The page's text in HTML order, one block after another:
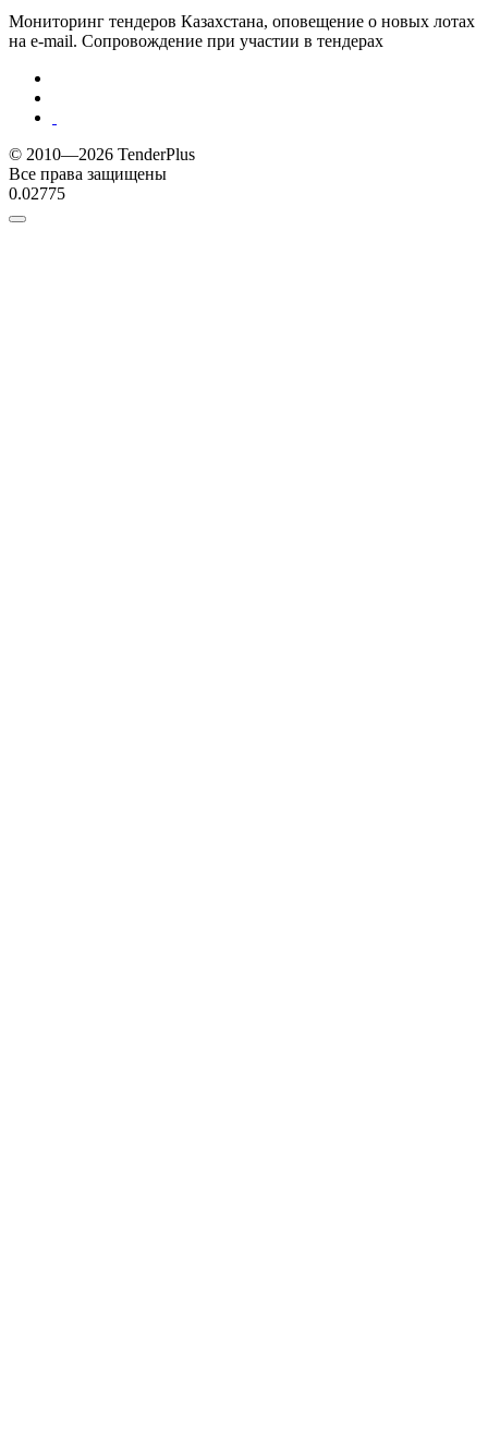
Мониторинг тендеров Казахстана, оповещение о новых лотах
на e-mail. Сопровождение при участии в тендерах
© 2010—2026 TenderPlus
Все права защищены
0.02775